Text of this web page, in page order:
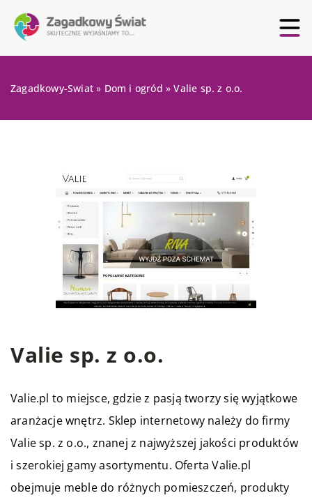
Zagadkowy-Swiat » Dom i ogród »Valie sp. z o.o.
Valie sp. z o.o.
Valie.pl to miejsce, gdzie z pasją tworzy się wyjątkowe
aranżacje wnętrz. Sklep internetowy należy do firmy
Valie sp. z o.o., znanej z najwyższej jakości produktów
i szerokiej gamy asortymentu. Oferta Valie.pl
obejmuje meble do różnych pomieszczeń, produkty